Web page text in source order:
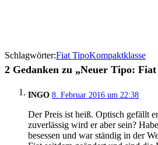
Schlagwörter:Fiat TipoKompaktklasse
2 Gedanken zu „Neuer Tipo:
INGO 8. Februar 2016 um 22:38
Der Preis ist heiß. Optisch gefällt
zuverlässig wird er aber sein?
besessen und war ständig in der